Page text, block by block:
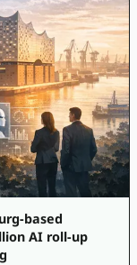
based
AI roll-up